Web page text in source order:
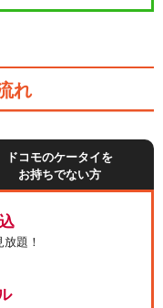
れ
ドコモのケータイを
お持ちでない方
題！